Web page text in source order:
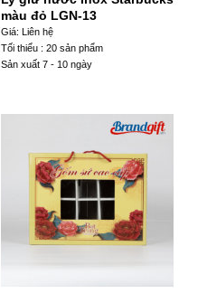
màu đỏ LGN-13
Giá: Liên hệ
Tối thiểu : 20 sản phẩm
Sản xuất 7 - 10 ngày